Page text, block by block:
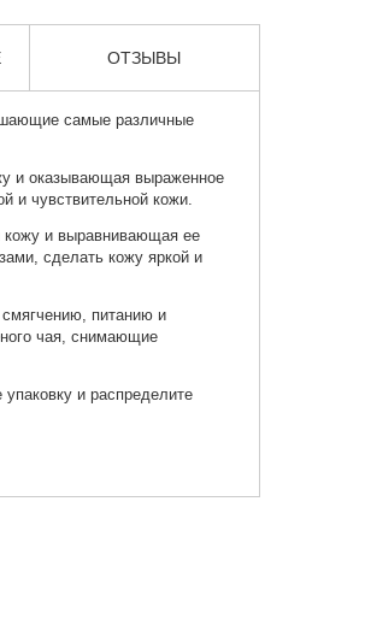
ОТЗЫВЫ
самые различные
и оказывающая выраженное
и чувствительной кожи.
и выравнивающая ее
сделать кожу яркой и
питанию и
чая, снимающие
и распределите